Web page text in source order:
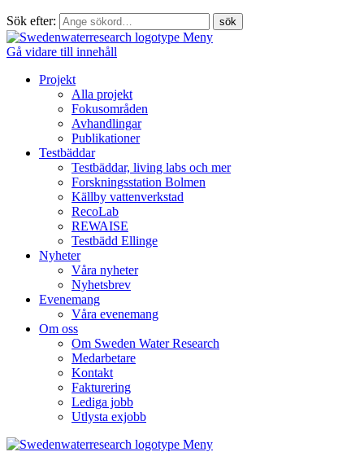
Sök efter:
Meny
Gå vidare till innehåll
Projekt
Alla projekt
Fokusområden
Avhandlingar
Publikationer
Testbäddar
Testbäddar, living labs och mer
Forskningsstation Bolmen
Källby vattenverkstad
RecoLab
REWAISE
Testbädd Ellinge
Nyheter
Våra nyheter
Nyhetsbrev
Evenemang
Våra evenemang
Om oss
Om Sweden Water Research
Medarbetare
Kontakt
Fakturering
Lediga jobb
Utlysta exjobb
Meny